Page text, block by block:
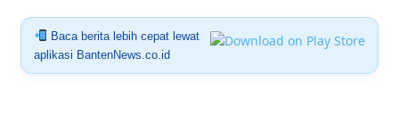
Baca berita lebih cepat lewat
aplikasi BantenNews.co.id